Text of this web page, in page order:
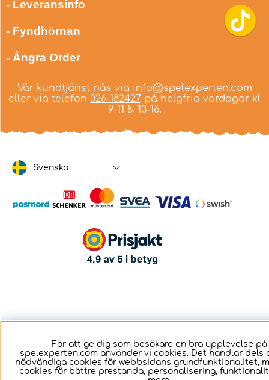
- Leveransinfo
- Fyndhörnan
- Ångra Order
Vår kundtjänst nås via info@spelexperten.com
eller via telefon 026-182427 på helgfria vardagar kl
9-11 & 13-16.
Svenska
För att ge dig som besökare en bra upplevelse på
spelexperten.com använder vi cookies. Det handlar dels
nödvändiga cookies för webbsidans grundfunktionalitet,
cookies för bättre prestanda, personalisering,